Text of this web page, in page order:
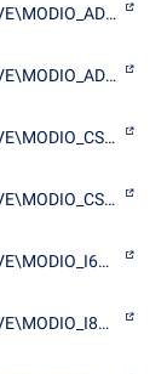
MODEMWAVE\MODIO_AD1822_MA
MODEMWAVE\MODIO_AD1822_MV
MODEMWAVE\MODIO_CS4236_MA
MODEMWAVE\MODIO_CS4236_MV
MODEMWAVE\MODIO_I6000_MA
MODEMWAVE\MODIO_I8000_MA